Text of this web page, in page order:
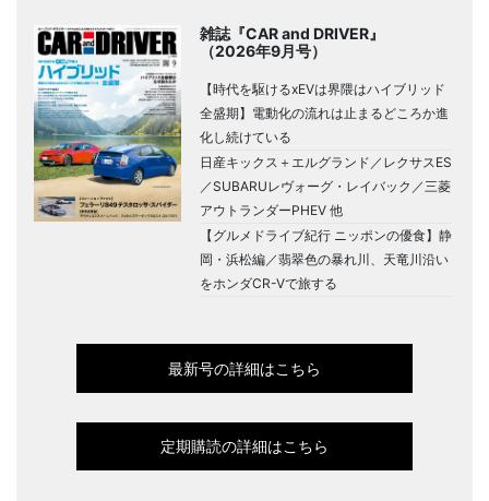
雑誌『CAR and DRIVER』
（2026年9月号）
【時代を駆けるxEVは界隈はハイブリッド
全盛期】電動化の流れは止まるどころか進
化し続けている
日産キックス＋エルグランド／レクサスES
／SUBARUレヴォーグ・レイバック／三菱
アウトランダーPHEV 他
【グルメドライブ紀行 ニッポンの優食】静
岡・浜松編／翡翠色の暴れ川、天竜川沿い
をホンダCR-Vで旅する
最新号の詳細はこちら
定期購読の詳細はこちら